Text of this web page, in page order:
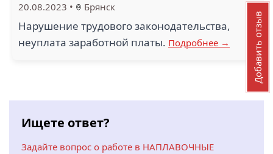
20.08.2023 • Брянск
Нарушение трудового законодательства,
неуплата заработной платы. Подробнее →
Ищете ответ?
Задайте вопрос о работе в НАПЛАВОЧНЫЕ
Добавить отзыв